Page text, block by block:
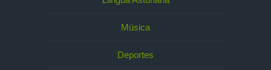
Música
Deportes